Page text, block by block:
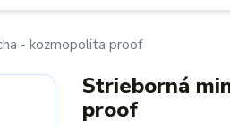
- kozmopolita proof
Strieborná
proof